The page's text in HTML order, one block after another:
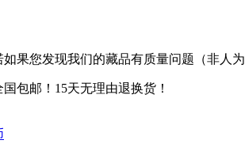
如果您发现我们的藏品有质量问题（非人
包邮！15天无理由退换货！